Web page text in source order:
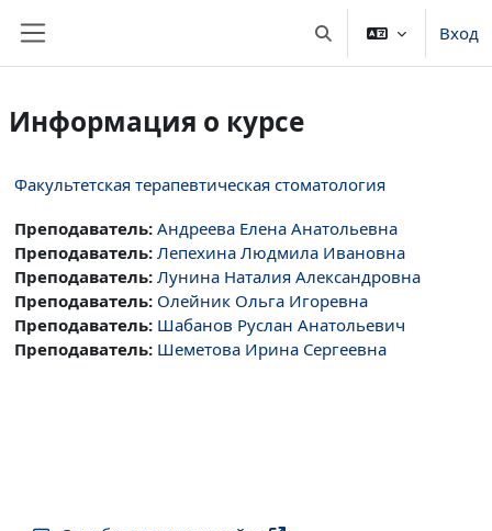
Изменить данныеВход
Информация о курсе
Факультетская терапевтическая стоматология
Преподаватель: Андреева Елена Анатольевна
Преподаватель: Лепехина Людмила Ивановна
Преподаватель: Лунина Наталия Александровна
Преподаватель: Олейник Ольга Игоревна
Преподаватель: Шабанов Руслан Анатольевич
Преподаватель: Шеметова Ирина Сергеевна